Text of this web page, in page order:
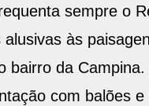
sempre o
alusivas às
bairro da
com balões